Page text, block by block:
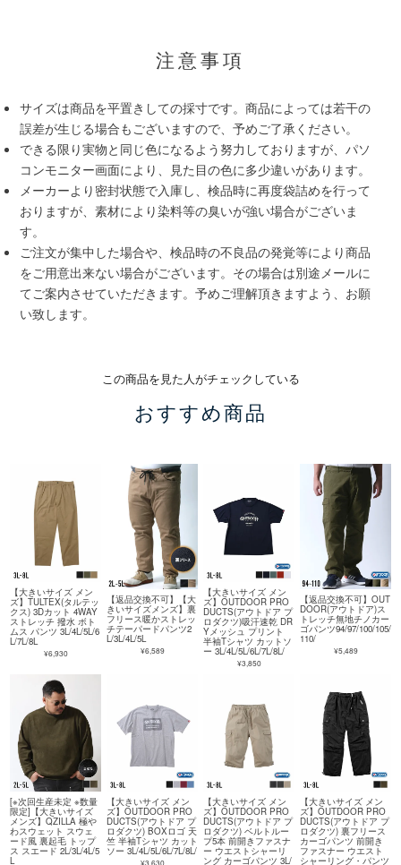
注意事項
サイズは商品を平置きしての採寸です。商品によっては若干の
誤差が生じる場合もございますので、予めご了承ください。
できる限り実物と同じ色になるよう努力しておりますが、パソ
コンモニター画面により、見た目の色に多少違いがあります。
メーカーより密封状態で入庫し、検品時に再度袋詰めを行って
おりますが、素材により染料等の臭いが強い場合がございま
す。
ご注文が集中した場合や、検品時の不良品の発覚等により商品
をご用意出来ない場合がございます。その場合は別途メールに
てご案内させていただきます。予めご理解頂きますよう、お願
い致します。
この商品を見た人がチェックしている
おすすめ商品
【大きいサイズ メン
ズ】TULTEX(タルテッ
クス) 3Dカット 4WAY
ストレッチ 撥水 ボト
ムス パンツ 3L/4L/5L/6
L/7L/8L
¥6,930
【返品交換不可】【大
きいサイズメンズ】裏
フリース暖かストレッ
チテーパードパンツ2
L/3L/4L/5L
¥6,589
【大きいサイズ メン
ズ】OUTDOOR PRO
DUCTS(アウトドア プ
ロダクツ)吸汗速乾 DR
Yメッシュ プリント
半袖Tシャツ カットソ
ー 3L/4L/5L/6L/7L/8L/
¥3,850
【返品交換不可】OUT
DOOR(アウトドア)ス
トレッチ無地チノカー
ゴパンツ94/97/100/105/
110/
¥5,489
[※次回生産未定 ※数量
限定]【大きいサイズ
メンズ】QZILLA 極や
わスウェット スウェ
ード風 裏起毛 トップ
ス スエード 2L/3L/4L/5
L
【大きいサイズ メン
ズ】OUTDOOR PRO
DUCTS(アウトドア プ
ロダクツ) BOXロゴ 天
竺 半袖Tシャツ カット
ソー 3L/4L/5L/6L/7L/8L/
¥3,630
【大きいサイズ メン
ズ】OUTDOOR PRO
DUCTS(アウトドア プ
ロダクツ) ベルトルー
プ5本 前開きファスナ
ー ウエストシャーリ
ング カーゴパンツ 3L/
【大きいサイズ メン
ズ】OUTDOOR PRO
DUCTS(アウトドア プ
ロダクツ) 裏フリース
カーゴパンツ 前開き
ファスナー ウエスト
シャーリング・パンツ